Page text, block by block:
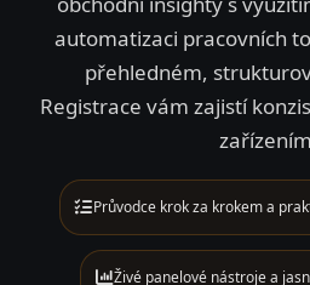
automatizaci pracovních
přehledném,
Registrace vám zajistí
Průvodce krok za krokem a
Živé panelové nástroje a